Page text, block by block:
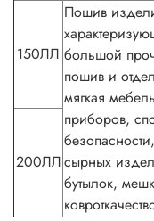
150ЛЛ
Пошив
большой
пошив и
мягкая
приборов,
сырных
бутылок,
200ЛЛ